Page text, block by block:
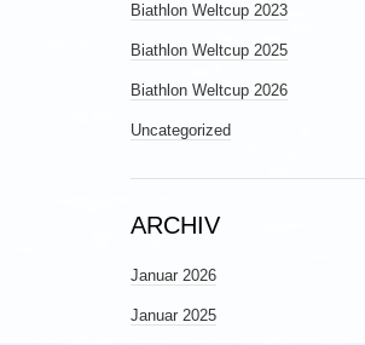
Biathlon Weltcup 2023
Biathlon Weltcup 2025
Biathlon Weltcup 2026
Uncategorized
ARCHIV
Januar 2026
Januar 2025